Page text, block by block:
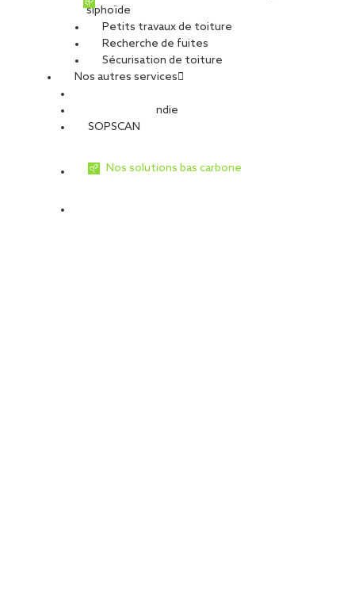
siphoïde
Petits travaux de toiture
Recherche de fuites
Sécurisation de toiture
Nos autres services
Sécurité Incendie
SOPSCAN
Nos solutions bas carbone